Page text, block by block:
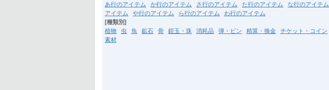
あ行のアイテム
か行のアイテム さ行のアイテム た行のアイテム な行のアイテム
アイテム
や行のアイテム ら行のアイテム
わ行のアイテム
[種類別]
植物
虫 魚 鉱石 骨 鎧玉・珠 消耗品 弾・ビン 精算・換金 チケット・コイン
素材